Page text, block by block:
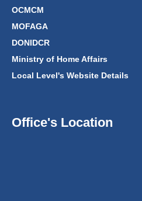
OCMCM
MOFAGA
DONIDCR
Ministry of Home Affairs
Local Level's Website Details
Office's Location